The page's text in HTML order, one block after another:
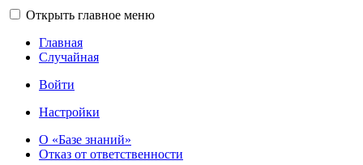
Открыть главное меню
Главная
Случайная
Войти
Настройки
О «Базе знаний»
Отказ от ответственности